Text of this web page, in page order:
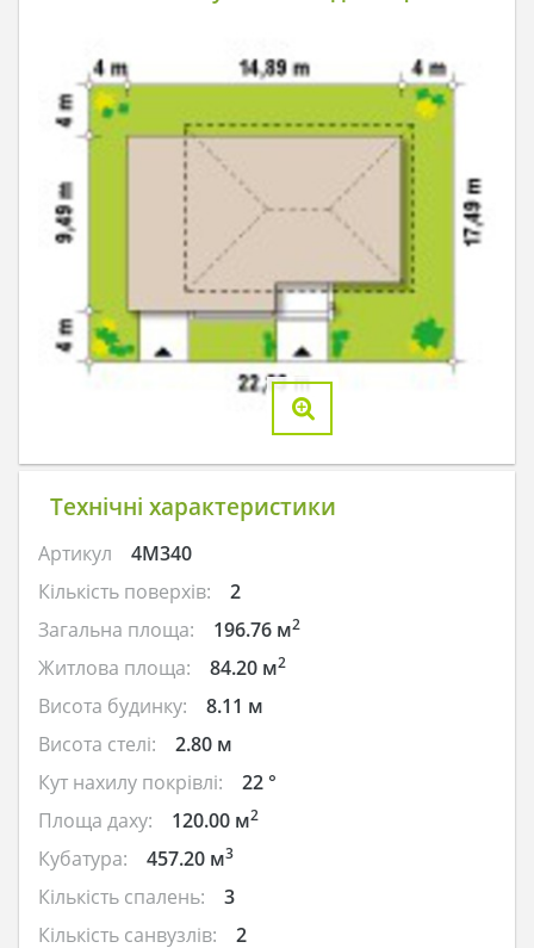
Технічні характеристики
Артикул
4M340
Кількість поверхів:
2
Загальна площа:
196.76 м2
Житлова площа: 84.20 м2
Висота будинку:
8.11 м
Висота стелі:
2.80 м
Кут нахилу покрівлі:
22 °
Площа даху:
120.00 м2
Кубатура: 457.20 м3
Кількість спалень:
3
Кількість санвузлів:
2